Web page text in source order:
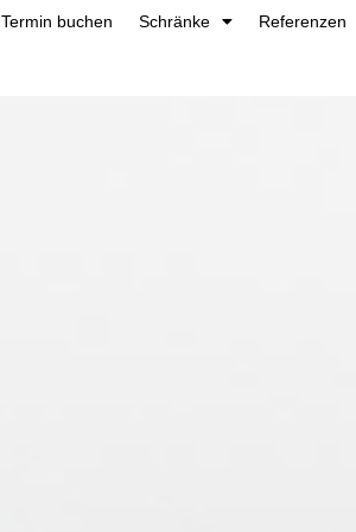
Termin buchen Schränke Referenzen